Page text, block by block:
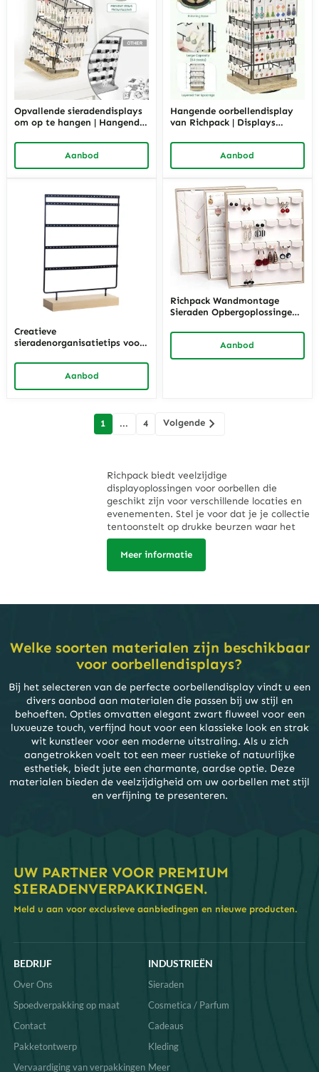
Opvallende sieradendisplays
om op te hangen | Hangende
met uw sieradenvitrines
Aanbod
Hangende oorbellendisplay
van Richpack | Displays
oorbellenstijlen te tonen
Aanbod
Creatieve
sieradenorganisatietips voor
innovatieve oplossingen
zoals de Snap-On
sieradendoos en meer van
Aanbod
Richpack Wandmontage
Sieraden Opbergoplossingen |
Sieradendozen en
Wandkasten met
Spiegelopties
Aanbod
1 ... 4 Volgende
Richpack biedt veelzijdige
displayoplossingen voor oorbellen die
geschikt zijn voor verschillende locaties en
evenementen. Stel je voor dat je je collectie
tentoonstelt op drukke beurzen waar het
trekken van de aandacht essentieel is. Ze
zijn ook perfect voor ambachtelijke beurzen
profiteren van elegante displays die hun
creëren. Overweeg ze daarnaast te
gebruiken in pop-upwinkels of
seizoensmarkten om voorbijgangers aan te
trekken en de winkelervaring te verbeteren.
Of het nu gaat om winkelomgevingen,
gemeenschapsevenementen of persoonlijke
collecties thuis,Rijke verpakking kunnen
op verschillende manieren worden
neergezet om oorbellen te presenteren,
zodat u uw sieraden op een stijlvolle en
professionele manier kunt presenteren.
Meer informatie
Welke soorten materialen zijn beschikbaar
voor oorbellendisplays?
Bij het selecteren van de perfecte oorbellendisplay vindt u een
divers aanbod aan materialen die passen bij uw stijl en
behoeften. Opties omvatten elegant zwart fluweel voor een
luxueuze touch, verfijnd hout voor een klassieke look en strak
wit kunstleer voor een moderne uitstraling. Als u zich
aangetrokken voelt tot een meer rustieke of natuurlijke
esthetiek, biedt jute een charmante, aardse optie. Deze
materialen bieden de veelzijdigheid om uw oorbellen met stijl
en verfijning te presenteren.
UW PARTNER VOOR PREMIUM
SIERADENVERPAKKINGEN.
Meld u aan voor exclusieve aanbiedingen en nieuwe producten.
BEDRIJF
Over Ons
Spoedverpakking op maat
Contact
Pakketontwerp
Vervaardiging van verpakkingen
INDUSTRIEËN
Sieraden
Cosmetica / Parfum
Cadeaus
Kleding
Meer